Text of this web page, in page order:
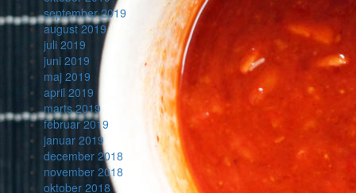
september 2019
august 2019
juli 2019
juni 2019
maj 2019
april 2019
marts 2019
februar 2019
januar 2019
december 2018
november 2018
oktober 2018